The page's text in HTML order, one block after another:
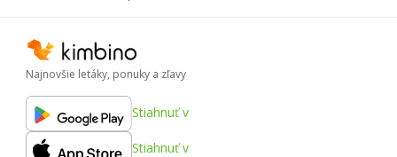
Najnovšie letáky, ponuky a zľavy
Stiahnuť v
Stiahnuť v